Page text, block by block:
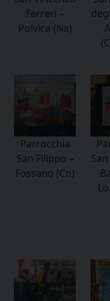
Ferreri –
Polvica (Na)
Parrocchia
San Filippo –
Fossano (Cn)